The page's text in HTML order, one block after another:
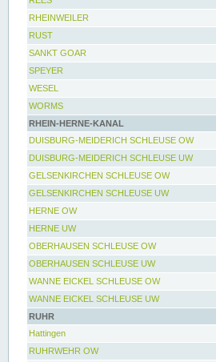
RHEINWEILER
RUST
SANKT GOAR
SPEYER
WESEL
WORMS
RHEIN-HERNE-KANAL
DUISBURG-MEIDERICH SCHLEUSE OW
DUISBURG-MEIDERICH SCHLEUSE UW
GELSENKIRCHEN SCHLEUSE OW
GELSENKIRCHEN SCHLEUSE UW
HERNE OW
HERNE UW
OBERHAUSEN SCHLEUSE OW
OBERHAUSEN SCHLEUSE UW
WANNE EICKEL SCHLEUSE OW
WANNE EICKEL SCHLEUSE UW
RUHR
Hattingen
RUHRWEHR OW